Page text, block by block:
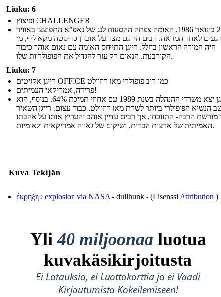
Liuku: 6
ופיצוץ CHALLENGER
ב -28 בינואר 1986, האומה צפתה ההסעות לנג של נאס"א התפוצצו באוויר
לאחר המראה. רבים היו גם מצר על אובדן כריסטה מקאוליף, מי
היה המורה הראשון בחלל. רייגן התייחס האומה עם נאום אוהד כיבוד
הקורבנות. הנאום רק עזר להגדיל את הפופולריות שלו.
Liuku: 7
רייגן אקזיטים OFFICE כמו רוב פופולרי מאז רוזוולט
פרידה, אמריקאי העמיתים!
רייגן יצא משרדי ההנהלה בשנת 1989 עם אחוזי תמיכת 64%. בנוסף, הוא
הנשיא הפופולרי ביותר לשרת מאז רוזוולט, כבוד עצום. רייגן השאיר
מורשת הרבה- התווכחו, אך רבים עדיין אוהב והעריץ אותו על אהבתו
האמיתית של ארצות הברית, ושיקום של גאווה אמריקאית ולאומיות.
Kuva Tekijän
έκρηξη : explosion via NASA - dullhunk - (Lisenssi Attribution )
Yli40 miljoonaa luotua
kuvakäsikirjoitusta
Ei Latauksia, ei Luottokorttia ja ei Vaadi
Kirjautumista Kokeilemiseen!